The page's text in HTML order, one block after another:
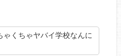
ゃくちゃヤバイ学校なんに